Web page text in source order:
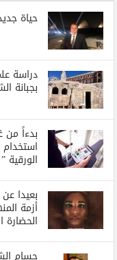
حياة
دراسة
بجبانة
بدءاً من
الورقية
بعيدا
أزمة
الحضارة